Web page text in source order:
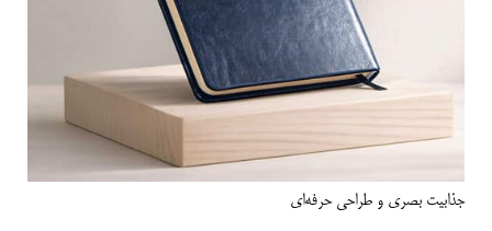
جذابیت بصری و طراحی حرفه‌ای